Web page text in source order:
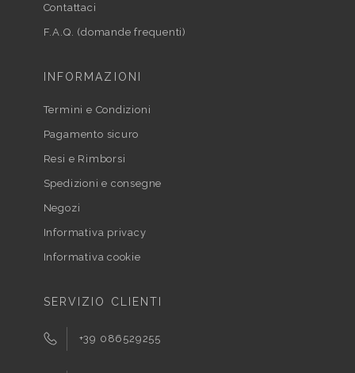
Contattaci
F.A.Q. (domande frequenti)
INFORMAZIONI
Termini e Condizioni
Pagamento sicuro
Resi e Rimborsi
Spedizioni e consegne
Negozi
Informativa privacy
Informativa cookie
SERVIZIO CLIENTI
+39 086529255